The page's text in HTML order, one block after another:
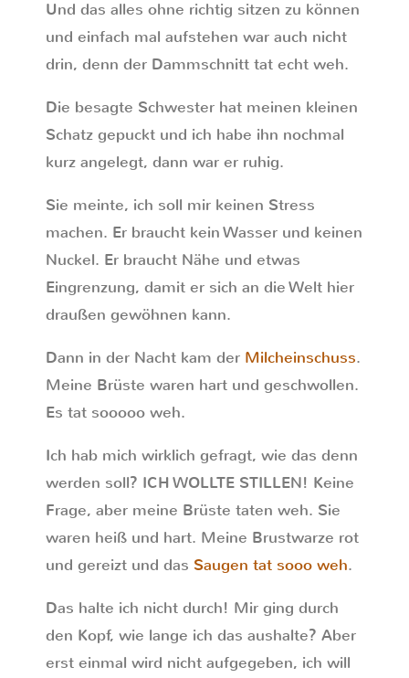
Und das alles ohne richtig sitzen zu können
und einfach mal aufstehen war auch nicht
drin, denn der Dammschnitt tat echt weh.
Die besagte Schwester hat meinen kleinen
Schatz gepuckt und ich habe ihn nochmal
kurz angelegt, dann war er ruhig.
Sie meinte, ich soll mir keinen Stress
machen. Er braucht kein Wasser und keinen
Nuckel. Er braucht Nähe und etwas
Eingrenzung, damit er sich an die Welt hier
draußen gewöhnen kann.
Dann in der Nacht kam der Milcheinschuss.
Meine Brüste waren hart und geschwollen.
Es tat sooooo weh.
Ich hab mich wirklich gefragt, wie das denn
werden soll? ICH WOLLTE STILLEN! Keine
Frage, aber meine Brüste taten weh. Sie
waren heiß und hart. Meine Brustwarze rot
und gereizt und das Saugen tat sooo weh.
Das halte ich nicht durch! Mir ging durch
den Kopf, wie lange ich das aushalte? Aber
erst einmal wird nicht aufgegeben, ich will